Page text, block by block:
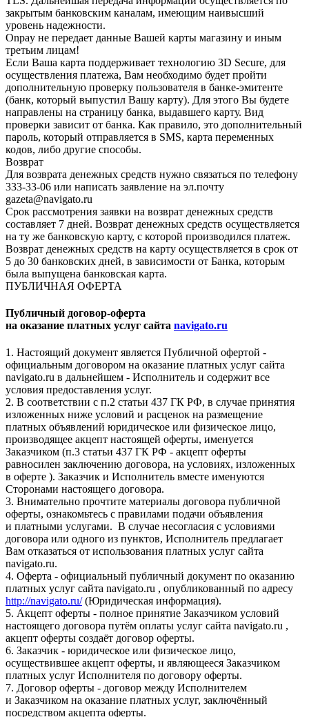
закрытым банковским каналам, имеющим наивысший
уровень надежности.
Onpay не передает данные Вашей карты магазину и иным
третьим лицам!
Если Ваша карта поддерживает технологию 3D Secure, для
осуществления платежа, Вам необходимо будет пройти
дополнительную проверку пользователя в банке-эмитенте
(банк, который выпустил Вашу карту). Для этого Вы будете
направлены на страницу банка, выдавшего карту. Вид
проверки зависит от банка. Как правило, это дополнительный
пароль, который отправляется в SMS, карта переменных
кодов, либо другие способы.
Возврат
Для возврата денежных средств нужно связаться по телефону
333-33-06 или написать заявление на эл.почту
gazeta@navigato.ru
Срок рассмотрения заявки на возврат денежных средств
составляет 7 дней. Возврат денежных средств осуществляется
на ту же банковскую карту, с которой производился платеж.
Возврат денежных средств на карту осуществляется в срок от
5 до 30 банковских дней, в зависимости от Банка, которым
была выпущена банковская карта.
ПУБЛИЧНАЯ ОФЕРТА
Публичный договор-оферта
на оказание платных услуг сайта navigato.ru
1. Настоящий документ является Публичной офертой -
официальным договором на оказание платных услуг сайта
navigato.ru в дальнейшем - Исполнитель и содержит все
условия предоставления услуг.
2. В соответствии с п.2 статьи 437 ГК РФ, в случае принятия
изложенных ниже условий и расценок на размещение
платных объявлений юридическое или физическое лицо,
производящее акцепт настоящей оферты, именуется
Заказчиком (п.3 статьи 437 ГК РФ - акцепт оферты
равносилен заключению договора, на условиях, изложенных
в оферте ). Заказчик и Исполнитель вместе именуются
Сторонами настоящего договора.
3. Внимательно прочтите материалы договора публичной
оферты, ознакомьтесь с правилами подачи объявления
и платными услугами. В случае несогласия с условиями
договора или одного из пунктов, Исполнитель предлагает
Вам отказаться от использования платных услуг сайта
navigato.ru.
4. Оферта - официальный публичный документ по оказанию
платных услуг сайта navigato.ru , опубликованный по адресу
http://navigato.ru/(Юридическая информация).
5. Акцепт оферты - полное принятие Заказчиком условий
настоящего договора путём оплаты услуг сайта navigato.ru ,
акцепт оферты создаёт договор оферты.
6. Заказчик - юридическое или физическое лицо,
осуществившее акцепт оферты, и являющееся Заказчиком
платных услуг Исполнителя по договору оферты.
7. Договор оферты - договор между Исполнителем
и Заказчиком на оказание платных услуг, заключённый
посредством акцепта оферты.